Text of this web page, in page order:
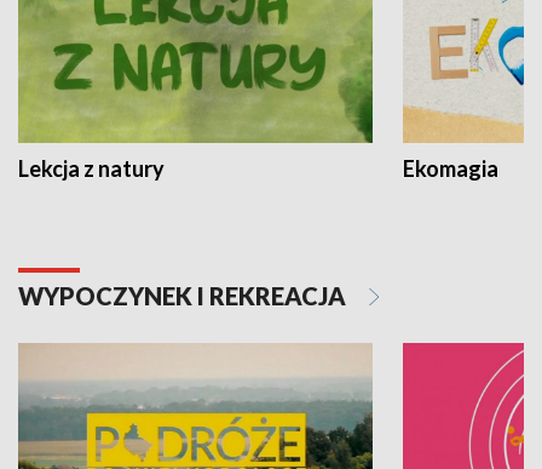
Lekcja z natury Ekomagia
WYPOCZYNEK I REKREACJA